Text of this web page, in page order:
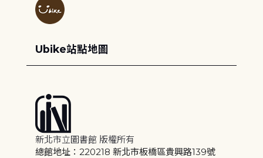
Ubike站點地圖
新北市立圖書館 版權所有
總館地址：220218 新北市板橋區貴興路139號